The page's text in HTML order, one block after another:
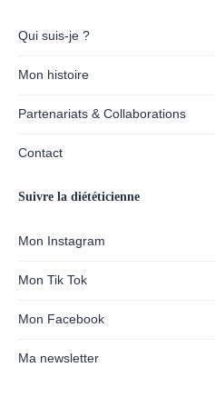
Qui suis-je ?
Mon histoire
Partenariats & Collaborations
Contact
Suivre la diététicienne
Mon Instagram
Mon Tik Tok
Mon Facebook
Ma newsletter